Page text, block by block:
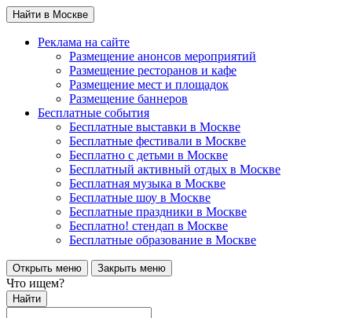
Найти в Москве
Реклама на сайте
Размещение анонсов мероприятий
Размещение ресторанов и кафе
Размещение мест и площадок
Размещение баннеров
Бесплатные события
Бесплатные выставки в Москве
Бесплатные фестивали в Москве
Бесплатно с детьми в Москве
Бесплатный активный отдых в Москве
Бесплатная музыка в Москве
Бесплатные шоу в Москве
Бесплатные праздники в Москве
Бесплатно! стендап в Москве
Бесплатные образование в Москве
Открыть меню Закрыть меню
Что ищем?
Найти